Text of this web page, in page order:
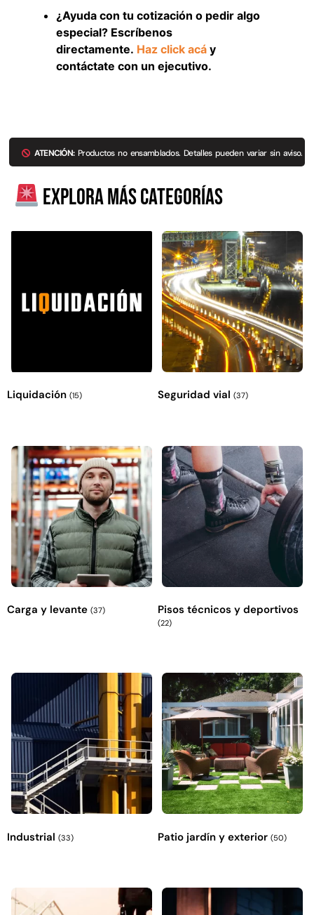
¿Ayuda con tu cotización o pedir algo
especial? Escríbenos
directamente. Haz click acá y
contáctate con un ejecutivo.
ATENCIÓN:Productos no ensamblados. Detalles pueden variar sin aviso.
Explora más categorías
Liquidación (15) Seguridad vial (37)
Carga y levante (37) Pisos técnicos y deportivos
(22)
Industrial (33) Patio jardín y exterior (50)
Empaquetadura 3/16"
4.8mm neopreno con 1 tela
3.5MP
Explora más productos